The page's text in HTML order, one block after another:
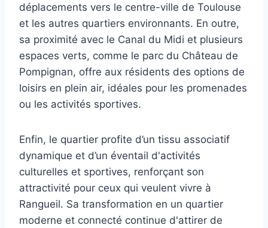
déplacements vers le centre-ville de Toulouse
et les autres quartiers environnants. En outre,
sa proximité avec le Canal du Midi et plusieurs
espaces verts, comme le parc du Château de
Pompignan, offre aux résidents des options de
loisirs en plein air, idéales pour les promenades
ou les activités sportives.
Enfin, le quartier profite d’un tissu associatif
dynamique et d’un éventail d'activités
culturelles et sportives, renforçant son
attractivité pour ceux qui veulent vivre à
Rangueil. Sa transformation en un quartier
moderne et connecté continue d'attirer de